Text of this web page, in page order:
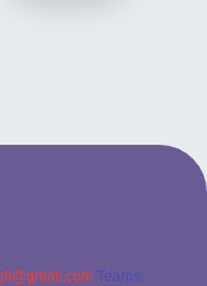
Teams: